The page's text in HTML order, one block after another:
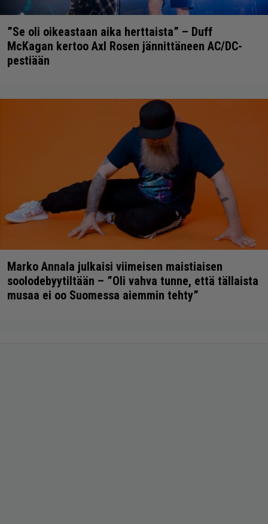
”Se oli oikeastaan aika herttaista” – Duff
McKagan kertoo Axl Rosen jännittäneen AC/DC-
pestiään
Marko Annala julkaisi viimeisen maistiaisen
soolodebyytiltään – ”Oli vahva tunne, että tällaista
musaa ei oo Suomessa aiemmin tehty”